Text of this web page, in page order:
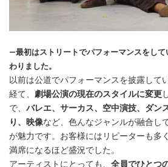
―最初はストリートでパフォーマンスをし
わりました。
以前は公道でパフォーマンスを披露して
経て、 劇場公演の現在のスタイルに変更
で、 バレエ、サーカス、空中演技、ダン
り、映像など、色んなジャンルが融合し
が魅力です。お客様にはリピーターも多
満席になるほど盛況でした。
アーティストにとっても、 全員でひとつ